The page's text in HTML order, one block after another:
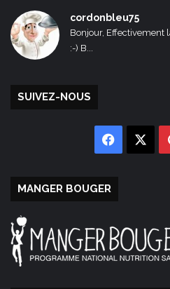
cordonbleu75
Bonjour, Effectivement
:-) B...
SUIVEZ-NOUS
MANGER BOUGER